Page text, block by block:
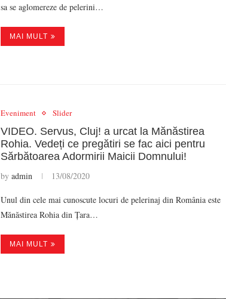
sa se aglomereze de pelerini…
MAI MULT
Eveniment Slider
VIDEO. Servus, Cluj! a urcat la Mănăstirea
Rohia. Vedeți ce pregătiri se fac aici pentru
Sărbătoarea Adormirii Maicii Domnului!
by admin 13/08/2020
Unul din cele mai cunoscute locuri de pelerinaj din România este
Mănăstirea Rohia din Țara…
MAI MULT